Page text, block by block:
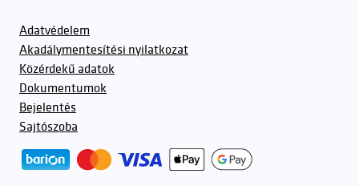
Adatvédelem
Akadálymentesítési nyilatkozat
Közérdekű adatok
Dokumentumok
Bejelentés
Sajtószoba